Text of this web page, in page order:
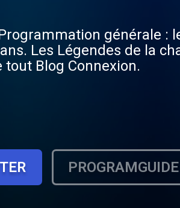
générale :
Les Légendes de la
Blog Connexion.
PROGRAMGUIDE